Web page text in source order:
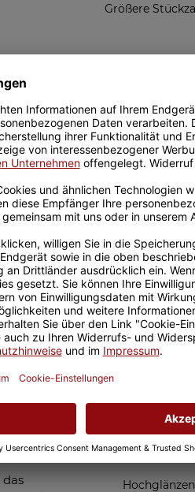
Größere
Rechnung
- Der
Das
ist
nicht nur
Passend zu